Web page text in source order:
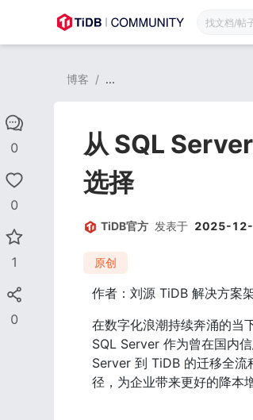
0
0
1
0
博客 / ...
从 SQL
选择
TiDB官方 发表于 2025-
原创
作者：刘源 TiDB 解决方案
在数字化浪潮持续奔涌的当
SQL Server 作为曾在国内
Server 到 TiDB 的迁移全流
径，为企业带来更好的降本